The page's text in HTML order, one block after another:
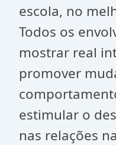
escola, no
Todos os
mostrar real
promover
estimular o
nas relações